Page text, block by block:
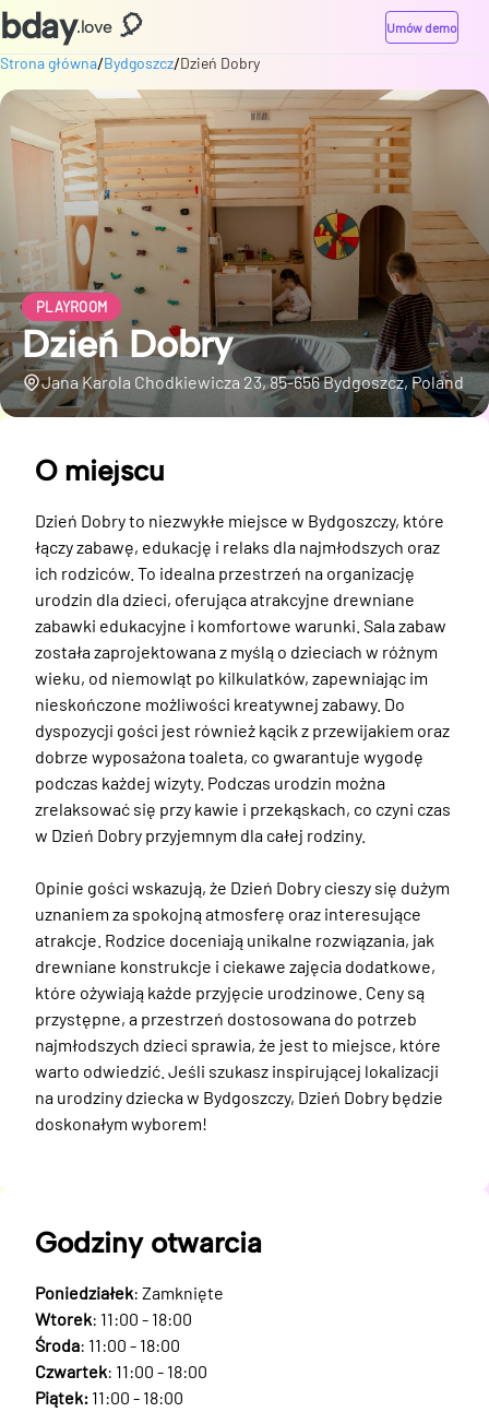
bday.love 🎈 Umów demo
Strona główna/Bydgoszcz/Dzień Dobry
PLAYROOM
Dzień Dobry
Jana Karola Chodkiewicza 23, 85-656 Bydgoszcz, Poland
O miejscu
Dzień Dobry to niezwykłe miejsce w Bydgoszczy, które
łączy zabawę, edukację i relaks dla najmłodszych oraz
ich rodziców. To idealna przestrzeń na organizację
urodzin dla dzieci, oferująca atrakcyjne drewniane
zabawki edukacyjne i komfortowe warunki. Sala zabaw
została zaprojektowana z myślą o dzieciach w różnym
wieku, od niemowląt po kilkulatków, zapewniając im
nieskończone możliwości kreatywnej zabawy. Do
dyspozycji gości jest również kącik z przewijakiem oraz
dobrze wyposażona toaleta, co gwarantuje wygodę
podczas każdej wizyty. Podczas urodzin można
zrelaksować się przy kawie i przekąskach, co czyni czas
w Dzień Dobry przyjemnym dla całej rodziny.
Opinie gości wskazują, że Dzień Dobry cieszy się dużym
uznaniem za spokojną atmosferę oraz interesujące
atrakcje. Rodzice doceniają unikalne rozwiązania, jak
drewniane konstrukcje i ciekawe zajęcia dodatkowe,
które ożywiają każde przyjęcie urodzinowe. Ceny są
przystępne, a przestrzeń dostosowana do potrzeb
najmłodszych dzieci sprawia, że jest to miejsce, które
warto odwiedzić. Jeśli szukasz inspirującej lokalizacji
na urodziny dziecka w Bydgoszczy, Dzień Dobry będzie
doskonałym wyborem!
Godziny otwarcia
Poniedziałek: Zamknięte
Wtorek: 11:00 - 18:00
Środa: 11:00 - 18:00
Czwartek: 11:00 - 18:00
Piątek: 11:00 - 18:00